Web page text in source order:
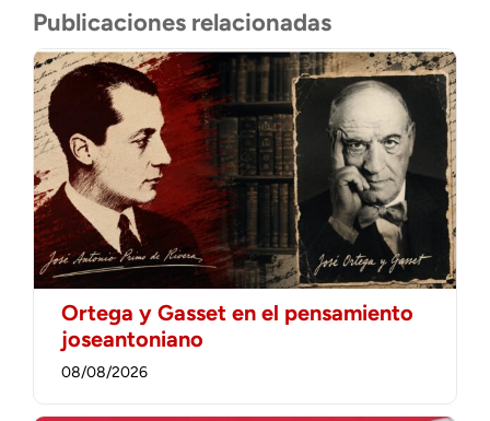
Publicaciones relacionadas
Ortega y Gasset en el pensamiento
joseantoniano
08/08/2026